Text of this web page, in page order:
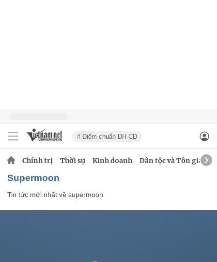
# Điểm chuẩn ĐH-CĐ
Chính trị Thời sự Kinh doanh Dân tộc và Tôn giáo
supermoon
Tin tức mới nhất về supermoon